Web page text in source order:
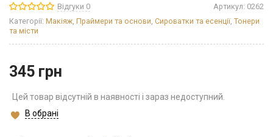
Відгуки 0 Артикул: 0262
Категорії: Макіяж, Праймери та основи, Сироватки та есенції, Тонери
та місти
345 грн
Цей товар відсутній в наявності і зараз недоступний.
В обрані